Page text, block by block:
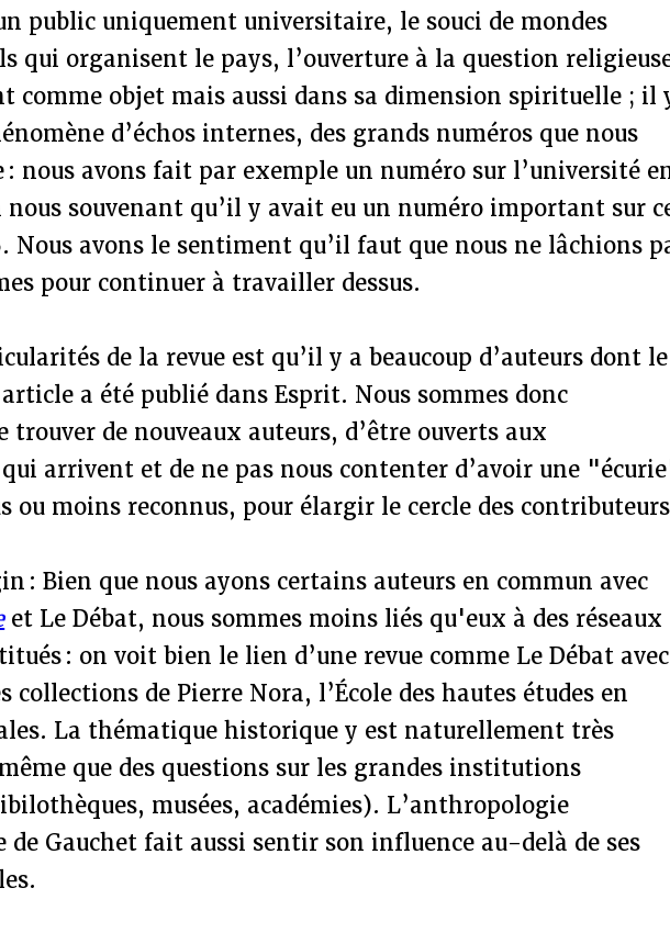
public uniquement universitaire, le souci de mondes
qui organisent le pays, l’ouverture à la question
comme objet mais aussi dans sa dimension spirituelle ; il
d’échos internes, des grands numéros que nous
: nous avons fait par exemple un numéro sur l’université
nous souvenant qu’il y avait eu un numéro important sur
Nous avons le sentiment qu’il faut que nous ne lâchions
pour continuer à travailler dessus.
de la revue est qu’il y a beaucoup d’auteurs dont le
a été publié dans Esprit. Nous sommes donc
trouver de nouveaux auteurs, d’être ouverts aux
arrivent et de ne pas nous contenter d’avoir une
ou moins reconnus, pour élargir le cercle des
: Bien que nous ayons certains auteurs en commun avec
et Le Débat, nous sommes moins liés qu'eux à des réseaux
: on voit bien le lien d’une revue comme Le Débat avec
collections de Pierre Nora, l’École des hautes études en
La thématique historique y est naturellement très
que des questions sur les grandes institutions
musées, académies). L’anthropologie
de Gauchet fait aussi sentir son influence au-delà de ses